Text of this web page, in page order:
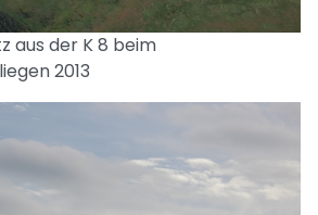
aus der K 8 beim
2013